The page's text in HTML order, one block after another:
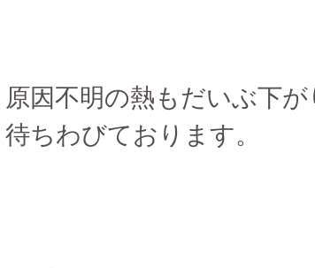
原因不明の熱もだいぶ下
待ちわびております。